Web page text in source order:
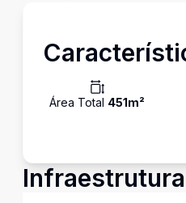
Área Total 451m²
Infraestrutura